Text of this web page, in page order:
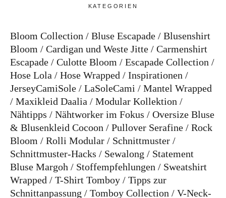
InstagramFacebookPinterestTweed
&
Greet
Rapantinchen
KATEGORIEN
Bloom Collection Bluse Escapade
Blusenshirt
Bloom
Cardigan und Weste Jitte
Carmenshirt
Escapade
Culotte Bloom
Escapade Collection
Hose Lola
Hose Wrapped
Inspirationen
JerseyCamiSole
LaSoleCami
Mantel Wrapped
Maxikleid Daalia
Modular Kollektion
Nähtipps
Nähtworker im Fokus
Oversize Bluse
& Blusenkleid Cocoon
Pullover Serafine
Rock
Bloom
Rolli Modular
Schnittmuster
Schnittmuster-Hacks
Sewalong
Statement
Bluse Margoh
Stoffempfehlungen
Sweatshirt
Wrapped
T-Shirt Tomboy
Tipps zur
Schnittanpassung
Tomboy Collection
V-Neck-